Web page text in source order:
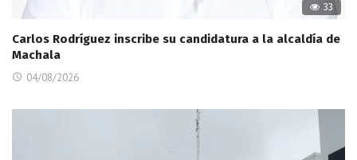
33
Carlos Rodríguez inscribe su candidatura a la alcaldía de
Machala
04/08/2026